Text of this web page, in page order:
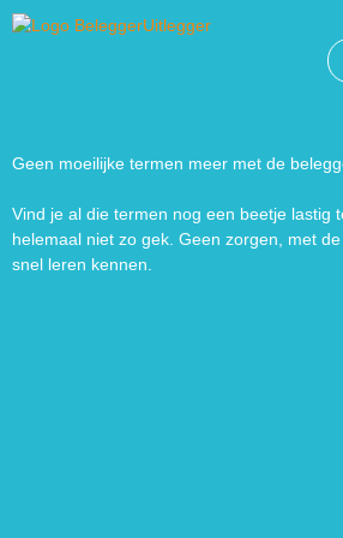
Geen moeilijke termen meer met de
Vind je al die termen nog een beetje lastig
helemaal niet zo gek. Geen zorgen, met
snel leren kennen.
Wat wil je
hebben? We helpen je graag
Zoek
naar:
Zoekknop